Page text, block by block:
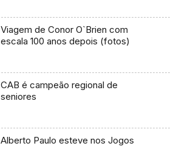
Viagem de Conor O`Brien com
escala 100 anos depois (fotos)
CAB é campeão regional de
seniores
Alberto Paulo esteve nos Jogos